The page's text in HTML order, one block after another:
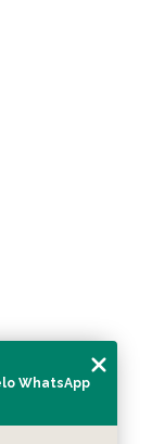
WhatsApp